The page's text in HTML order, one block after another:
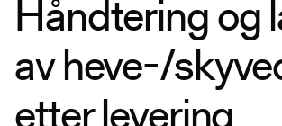
Håndtering og
av heve-/